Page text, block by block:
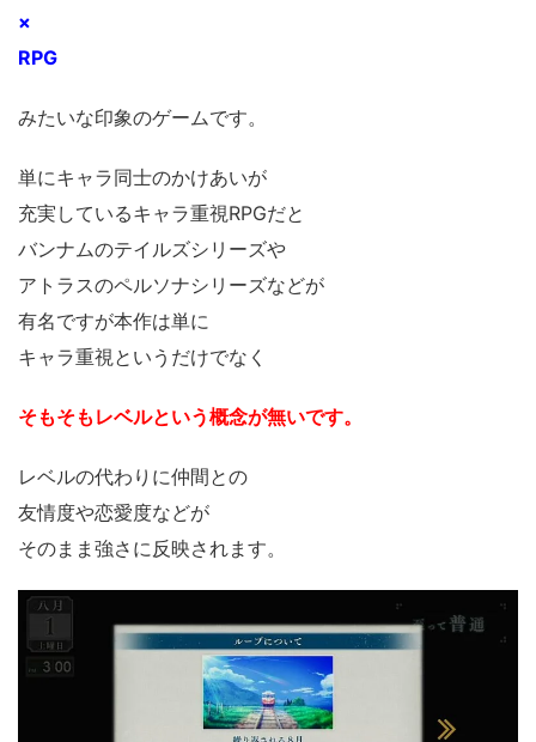
×
RPG
みたいな印象のゲームです。
単にキャラ同士のかけあいが
充実しているキャラ重視RPGだと
バンナムのテイルズシリーズや
アトラスのペルソナシリーズなどが
有名ですが本作は単に
キャラ重視というだけでなく
そもそもレベルという概念が無いです。
レベルの代わりに仲間との
友情度や恋愛度などが
そのまま強さに反映されます。